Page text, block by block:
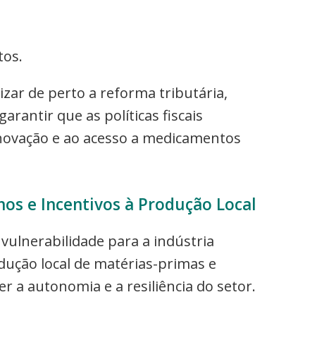
de perto a reforma tributária,
que as políticas fiscais
e ao acesso a medicamentos
e Incentivos à Produção Local
para a indústria
local de matérias-primas e
a autonomia e a resiliência do setor.